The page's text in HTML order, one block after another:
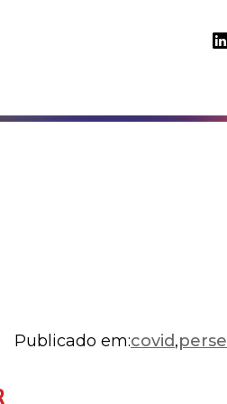
Publicado em:covid,perse